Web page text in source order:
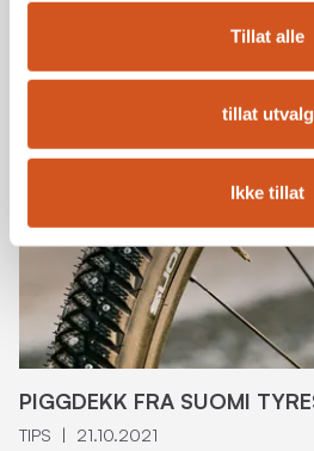
Tillat alle
tillat utvalg
Ikke tillat
PIGGDEKK FRA SUOMI
TIPS |
21.10.2021